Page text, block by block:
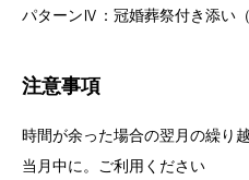
パターンⅣ：冠婚葬祭付き添い（
注意事項
時間が余った場合の翌月の繰り
当月中に。ご利用ください